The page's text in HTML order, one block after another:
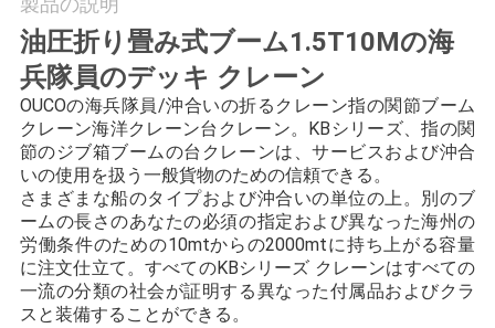
品
質
管
理
ニ
ュ
油圧折り畳み式ブーム1.5T10Mの海
兵隊員のデッキ クレーン
OUCOの海兵隊員/沖合いの折るクレーン指の関節ブーム
クレーン海洋クレーン台クレーン。KBシリーズ、指の関
節のジブ箱ブームの台クレーンは、サービスおよび沖合
いの使用を扱う一般貨物のための信頼できる。
さまざまな船のタイプおよび沖合いの単位の上。別のブ
ームの長さのあなたの必須の指定および異なった海州の
労働条件のための10mtからの2000mtに持ち上がる容量
に注文仕立て。すべてのKBシリーズ クレーンはすべての
一流の分類の社会が証明する異なった付属品およびクラ
スと装備することができる。